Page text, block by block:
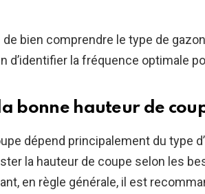
bien comprendre le type de
d’identifier la fréquence optimale
bonne hauteur de
dépend principalement du type
la hauteur de coupe selon les
en règle générale, il est